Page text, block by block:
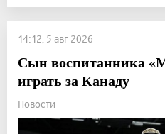
14:12, 5 авг 2026
Сын воспитанника
играть за Канаду
Новости